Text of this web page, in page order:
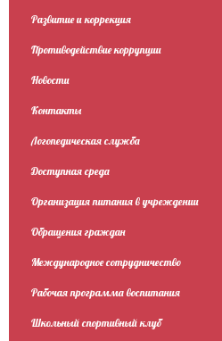
Развитие и коррекция
Противодействие коррупции
Новости
Контакты
Логопедическая служба
Доступная среда
Организация питания в учреждении
Обращения граждан
Международное сотрудничество
Рабочая программа воспитания
Школьный спортивный клуб